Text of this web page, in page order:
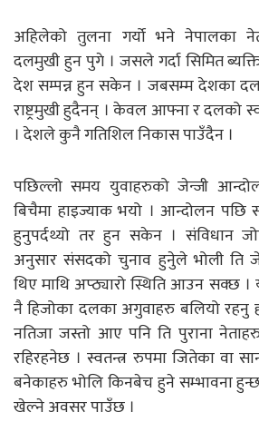
अहिलेको तुलना गर्यो भने नेपालका
दलमुखी हुन पुगे । जसले गर्दा सिमित
देश सम्पन्न हुन सकेन । जबसम्म देशका
राष्ट्रमुखी हुदैनन् । केवल आफ्ना र दलको
। देशले कुनै गतिशिल निकास पाउँदैन ।
पछिल्लो समय युवाहरुको जेन्जी
बिचैमा हाइज्याक भयो । आन्दोलन
हुनुपर्दथ्यो तर हुन सकेन । संविधान
अनुसार संसदको चुनाव हुनुेले भोली ति
थिए माथि अप्ठ्यारो स्थिति आउन सक्छ
नै हिजोका दलका अगुवाहरु बलियो रहनु
नतिजा जस्तो आए पनि ति पुराना
रहिरहनेछ । स्वतन्त्र रुपमा जितेका वा
बनेकाहरु भोलि किनबेच हुने सम्भावना
खेल्ने अवसर पाउँछ ।